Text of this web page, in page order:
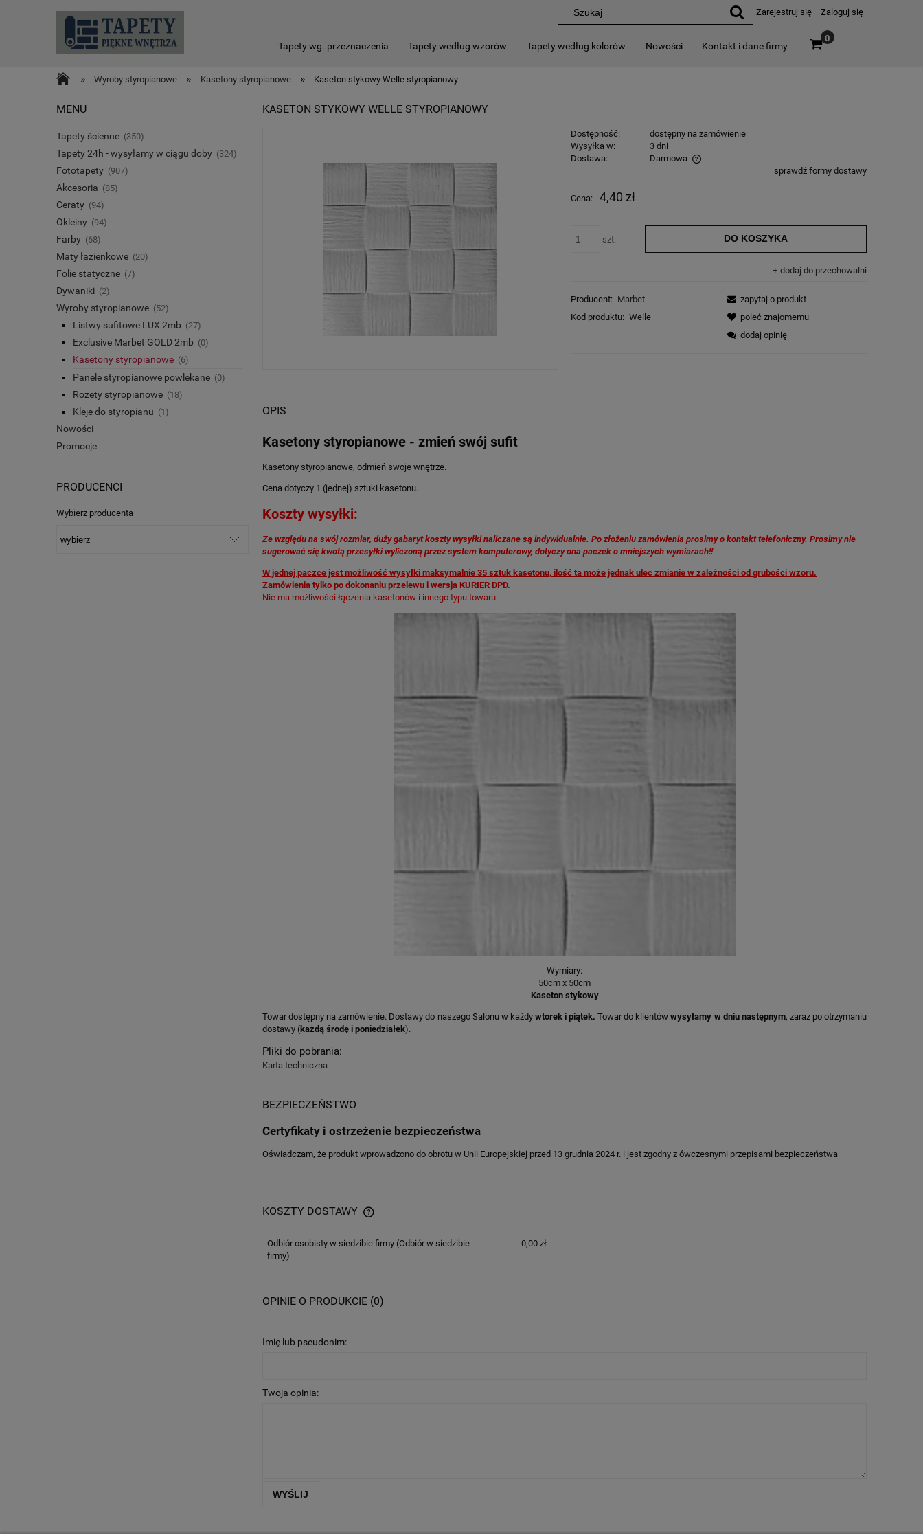
Zarejestruj się Zaloguj się
Tapety wg. przeznaczenia Tapety według wzorów Tapety według kolorów Nowości Kontakt i dane firmy
0
» Wyroby styropianowe » Kasetony styropianowe » Kaseton stykowy Welle styropianowy
MENU
Tapety ścienne (350)
Tapety 24h - wysyłamy w ciągu doby (324)
Fototapety (907)
Akcesoria (85)
Ceraty (94)
Okleiny (94)
Farby (68)
Maty łazienkowe (20)
Folie statyczne (7)
Dywaniki (2)
Wyroby styropianowe (52)
Listwy sufitowe LUX 2mb (27)
Exclusive Marbet GOLD 2mb (0)
Kasetony styropianowe (6)
Panele styropianowe powlekane (0)
Rozety styropianowe (18)
Kleje do styropianu (1)
Nowości
Promocje
PRODUCENCI
Wybierz producenta
KASETON STYKOWY WELLE STYROPIANOWY
Dostępność:
dostępny na zamówienie
Wysyłka w:
3 dni
Dostawa:
Darmowa
sprawdź formy dostawy
Cena: 4,40 zł
szt. DO KOSZYKA
dodaj do przechowalni
Producent: Marbet
Kod produktu: Welle
zapytaj o produkt
poleć znajomemu
dodaj opinię
OPIS
Kasetony styropianowe - zmień swój sufit
Kasetony styropianowe, odmień swoje wnętrze.
Cena dotyczy 1 (jednej) sztuki kasetonu.
Koszty wysyłki:
Ze względu na swój rozmiar, duży gabaryt koszty wysyłki naliczane są indywidualnie. Po złożeniu zamówienia prosimy o kontakt telefoniczny. Prosimy nie
sugerować się kwotą przesyłki wyliczoną przez system komputerowy, dotyczy ona paczek o mniejszych wymiarach!!
W jednej paczce jest możliwość wysyłki maksymalnie 35 sztuk kasetonu, ilość ta może jednak ulec zmianie w zależności od grubości wzoru.
Zamówienia tylko po dokonaniu przelewu i wersja KURIER DPD.
Nie ma możliwości łączenia kasetonów i innego typu towaru.
Wymiary:
50cm x 50cm
Kaseton stykowy
Towar dostępny na zamówienie. Dostawy do naszego Salonu w każdy wtorek i piątek.Towar do klientówwysyłamy w dniu następnym, zaraz po otrzymaniu
dostawy (każdą środę i poniedziałek).
Pliki do pobrania:
Karta techniczna
BEZPIECZEŃSTWO
Certyfikaty i ostrzeżenie bezpieczeństwa
Oświadczam, że produkt wprowadzono do obrotu w Unii Europejskiej przed 13 grudnia 2024 r. i jest zgodny z ówczesnymi przepisami bezpieczeństwa
KOSZTY DOSTAWY
Odbiór osobisty w siedzibie firmy(Odbiór w siedzibie
firmy)
0,00 zł
OPINIE O PRODUKCIE (0)
Imię lub pseudonim:
Twoja opinia:
WYŚLIJ